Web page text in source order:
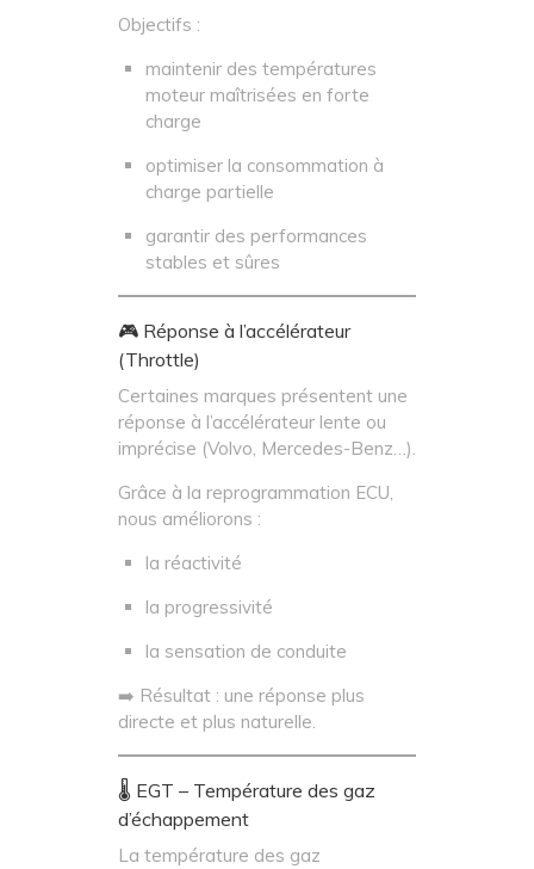
Objectifs :
maintenir des températures
moteur maîtrisées en forte
charge
optimiser la consommation à
charge partielle
garantir des performances
stables et sûres
🎮 Réponse à l’accélérateur
(Throttle)
Certaines marques présentent une
réponse à l’accélérateur lente ou
imprécise (Volvo, Mercedes-Benz…).
Grâce à la reprogrammation ECU,
nous améliorons :
la réactivité
la progressivité
la sensation de conduite
➡️ Résultat : une réponse plus
directe et plus naturelle.
🌡️ EGT – Température des gaz
d’échappement
La température des gaz